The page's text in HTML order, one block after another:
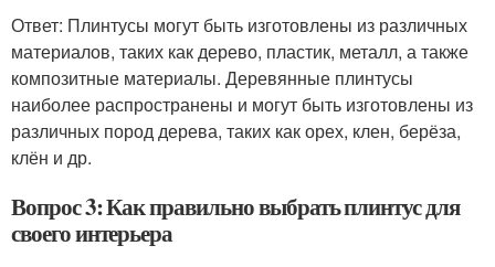
Ответ: Плинтусы могут быть изготовлены из различных
материалов, таких как дерево, пластик, металл, а также
композитные материалы. Деревянные плинтусы
наиболее распространены и могут быть изготовлены из
различных пород дерева, таких как орех, клен, берёза,
клён и др.
Вопрос 3: Как правильно выбрать плинтус для
своего интерьера